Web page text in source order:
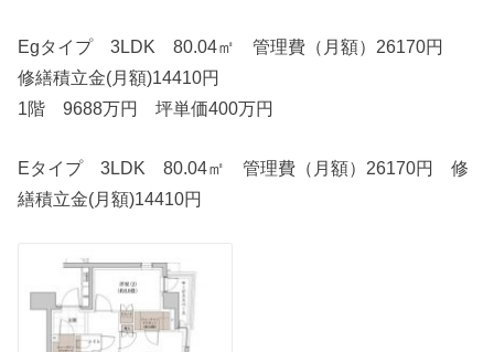
Egタイプ 3LDK 80.04㎡ 管理費（月額）26170円
修繕積立金(月額)14410円
1階 9688万円 坪単価400万円
Eタイプ 3LDK 80.04㎡ 管理費（月額）26170円 修
繕積立金(月額)14410円